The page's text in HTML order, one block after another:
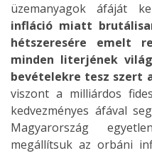
üzemanyagok áfáját
infláció miatt
hétszeresére emelt
minden literjének
bevételekre tesz szert
viszont a milliárdos
kedvezményes áfával
Magyarország
megállítsuk az orbáni